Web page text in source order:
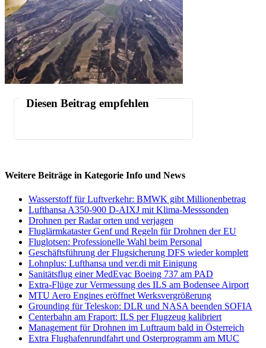
Diesen Beitrag empfehlen
Weitere Beiträge in Kategorie Info und News
Wasserstoff für Luftverkehr: BMWK gibt Millionenbetrag
Lufthansa A350-900 D-AIXJ mit Klima-Messsonden
Drohnen per Radar orten und verjagen
Fluglärmkataster Genf und Regeln für Drohnen der EU
Fluglotsen: Professionelle Wahl beim Personal
Geschäftsführung der Flugsicherung DFS wieder komplett
Lohnplus: Lufthansa und ver.di mit Einigung
Sanitätsflug einer MedEvac Boeing 737 am PAD
Extra-Flüge zur Vermessung des ILS am Bodensee Airport
MTU Aero Engines eröffnet Werksvergrößerung
Grounding für Teleskop: DLR und NASA beenden SOFIA
Centerbahn am Fraport: ILS per Flugzeug kalibriert
Management für Drohnen im Luftraum bald in Österreich
Extra Flughafenrundfahrt und Osterprogramm am MUC